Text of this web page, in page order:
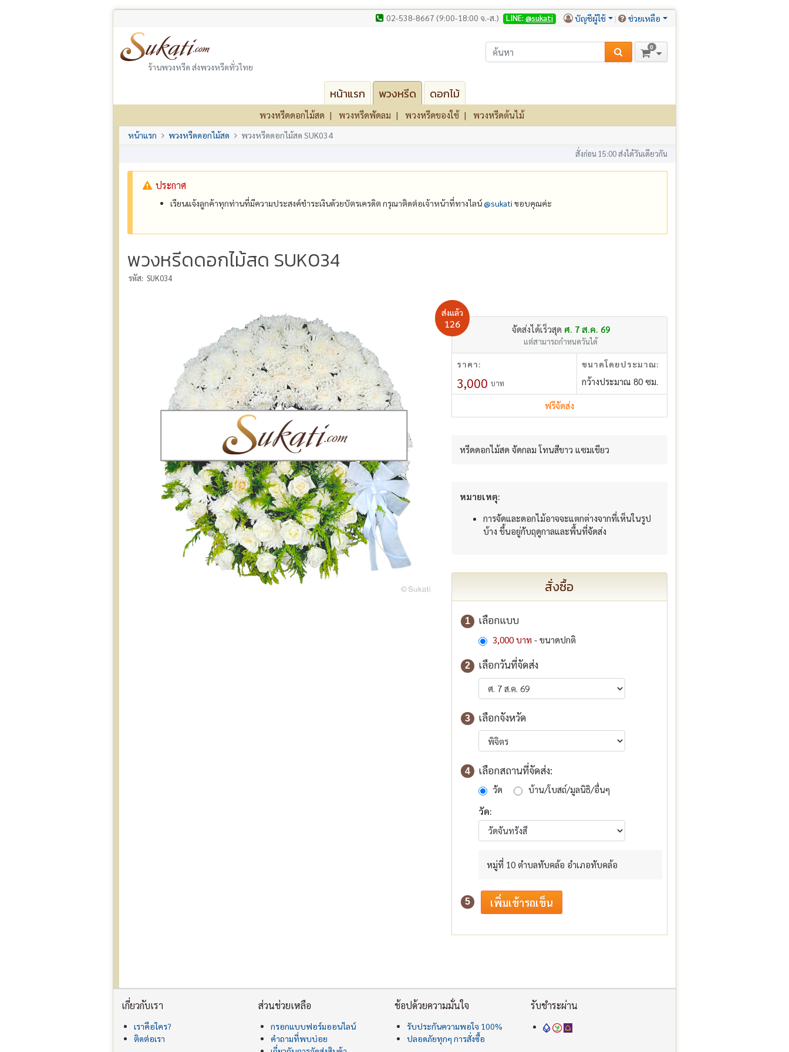
02-538-8667 (9:00-18:00 จ.-ส.) LINE:@sukati บัญชีผู้ใช้ ช่วยเหลือ
ร้านพวงหรีด ส่งพวงหรีดทั่วไทย
0
หน้าแรก พวงหรีด ดอกไม้
พวงหรีดดอกไม้สด พวงหรีดพัดลม พวงหรีดของใช้ พวงหรีดต้นไม้
หน้าแรก พวงหรีดดอกไม้สด พวงหรีดดอกไม้สด SUK034
สั่งก่อน 15:00 ส่งได้วันเดียวกัน
ประกาศ
เรียนแจ้งลูกค้าทุกท่านที่มีความประสงค์ชำระเงินด้วยบัตรเครดิต กรุณาติดต่อเจ้าหน้าที่ทางไลน์@‌sukati ขอบคุณค่ะ
พวงหรีดดอกไม้สด SUK034
รหัส: SUK034
ส่งแล้ว
126 จัดส่งได้เร็วสุด ศ. 7 ส.ค. 69
แต่สามารถกำหนดวันได้
ราคา:
3,000 บาท
ขนาดโดยประมาณ:
กว้างประมาณ 80 ซม.
ฟรีจัดส่ง
หรีดดอกไม้สด จัดกลม โทนสีขาว แซมเขียว
หมายเหตุ:
การจัดและดอกไม้อาจจะแตกต่างจากที่เห็นในรูป
บ้าง ขึ้นอยู่กับฤดูกาลและพื้นที่จัดส่ง
สั่งซื้อ
1 เลือกแบบ
3,000 บาท - ขนาดปกติ
2 เลือกวันที่จัดส่ง
3 เลือกจังหวัด
4 เลือกสถานที่จัดส่ง:
วัด
บ้าน/โบสถ์/มูลนิธิ/อื่นๆ
วัด:
หมู่ที่ 10 ตำบลทับคล้อ อำเภอทับคล้อ
5
เกี่ยวกับเรา
เราคือใคร?
ติดต่อเรา
ส่วนช่วยเหลือ
กรอกแบบฟอร์มออนไลน์
คำถามที่พบบ่อย
ช้อปด้วยความมั่นใจ
รับประกันความพอใจ 100%
ปลอดภัยทุกๆ การสั่งซื้อ
รับชำระผ่าน